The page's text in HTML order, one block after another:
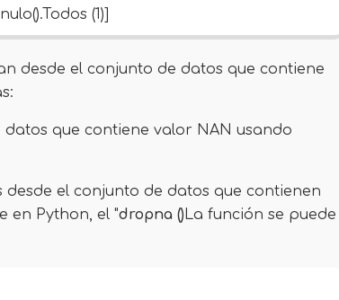
(1)]
desde el conjunto de datos que contiene
que contiene valor NAN usando
el conjunto de datos que contienen
en Python, el "dropna () La función se puede